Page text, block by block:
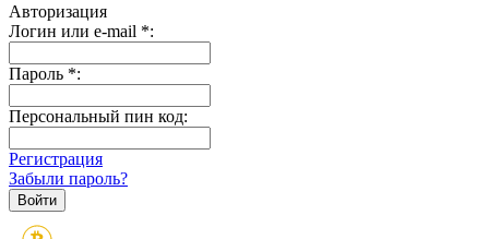
Авторизация
Логин или e-mail *:
Пароль *:
Персональный пин код:
Регистрация
Забыли пароль?